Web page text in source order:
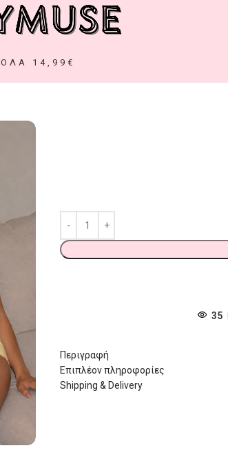
ΟΛΑ 14,99€
35
Περιγραφή
Επιπλέον πληροφορίες
Shipping & Delivery